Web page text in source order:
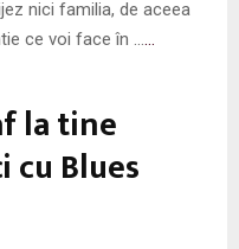
nici familia, de aceea
ce voi face în …
la tine
cu Blues